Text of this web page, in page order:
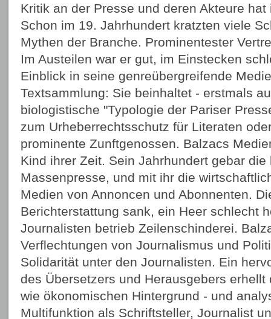
Kritik an der Presse und deren Akteure
Schon im 19. Jahrhundert kratzten viele
Mythen der Branche. Prominentester
Im Austeilen war er gut, im Einstecken
Einblick in seine genreübergreifende
Textsammlung: Sie beinhaltet - erstmals
biologistische "Typologie der Pariser
zum Urheberrechtsschutz für Literaten
prominente Zunftgenossen. Balzacs
Kind ihrer Zeit. Sein Jahrhundert gebar
Massenpresse, und mit ihr die
Medien von Annoncen und Abonnenten.
Berichterstattung sank, ein Heer schlecht
Journalisten betrieb Zeilenschinderei.
Verflechtungen von Journalismus und
Solidarität unter den Journalisten. Ein
des Übersetzers und Herausgebers
wie ökonomischen Hintergrund - und
Multifunktion als Schriftsteller, Journalist